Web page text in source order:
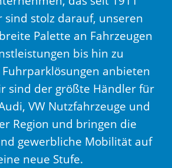
sind stolz darauf, unseren
Palette an Fahrzeugen
bis hin zu
anbieten
sind der größte Händler für
VW Nutzfahrzeuge und
Region und bringen die
gewerbliche Mobilität auf
neue Stufe.